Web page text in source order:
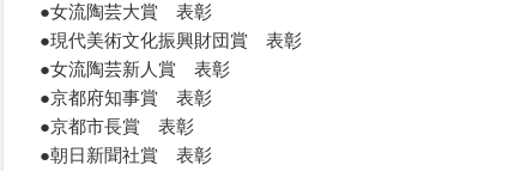
●女流陶芸大賞 表彰
●現代美術文化振興財団賞 表彰
●女流陶芸新人賞 表彰
●京都府知事賞 表彰
●京都市長賞 表彰
●朝日新聞社賞 表彰